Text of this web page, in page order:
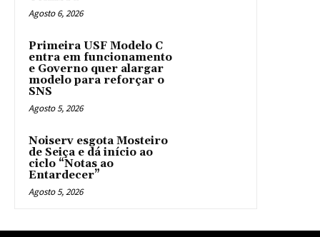
Agosto 6, 2026
Primeira USF Modelo C
entra em funcionamento
e Governo quer alargar
modelo para reforçar o
SNS
Agosto 5, 2026
Noiserv esgota Mosteiro
de Seiça e dá início ao
ciclo “Notas ao
Entardecer”
Agosto 5, 2026